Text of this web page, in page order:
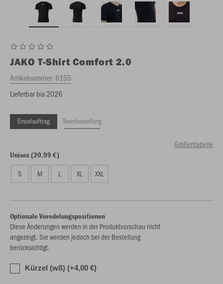
JAKO T-Shirt Comfort 2.0
Artikelnummer: 6155
Lieferbar bis 2026
Einzelauftrag Teambestellung
Größentabelle
Unisex (20,99 €)
S M L XL XXL
Optionale Veredelungspositionen
Diese Änderungen werden in der Produktvorschau nicht
angezeigt. Sie werden jedoch bei der Bestellung
berücksichtigt.
Kürzel (wß) (+4,00 €)